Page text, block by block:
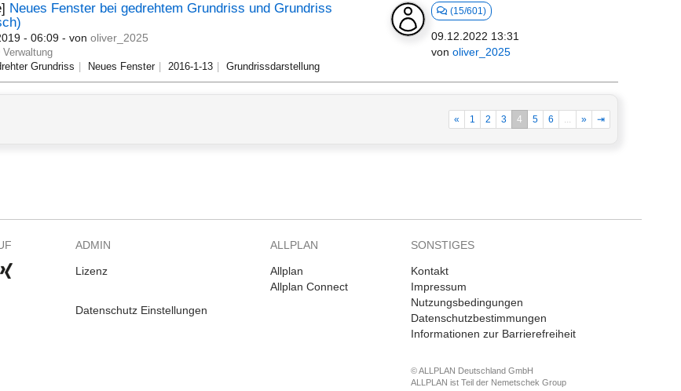
Neues Fenster bei gedrehtem Grundriss und Grundriss
- 06:09 - vonoliver_2025
Verwaltung
Grundriss
Neues Fenster 2016-1-13 Grundrissdarstellung
(15/601)
09.12.2022 13:31
von oliver_2025
« 1 2 3 4 5 6 ... » ⇥
ADMIN
Lizenz
Datenschutz Einstellungen
ALLPLAN
Allplan
Allplan Connect
SONSTIGES
Kontakt
Impressum
Nutzungsbedingungen
Datenschutzbestimmungen
Informationen zur Barrierefreiheit
© ALLPLAN Deutschland GmbH
ALLPLAN ist Teil der Nemetschek Group